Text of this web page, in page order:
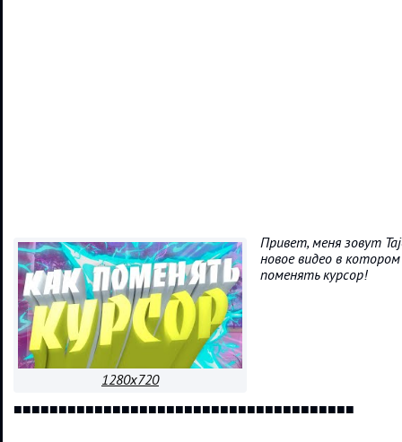
1280x720
Привет, меня зовут
новое видео в
поменять курсор!
■■■■■■■■■■■■■■■■■■■■■■■■■■■■■■■■■■■■■■